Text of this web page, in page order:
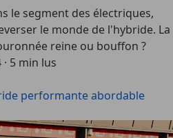
le segment des électriques,
le monde de l'hybride. La
reine ou bouffon ?
· 5 min lus
performante abordable